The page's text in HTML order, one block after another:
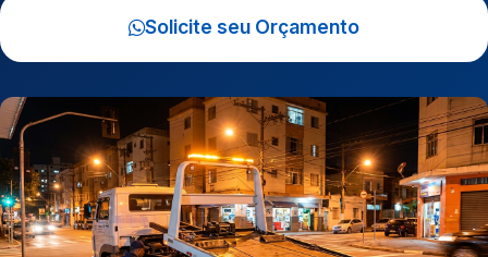
Solicite seu Orçamento